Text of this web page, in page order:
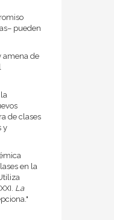
pueden
amena de
de clases
y
en la
La